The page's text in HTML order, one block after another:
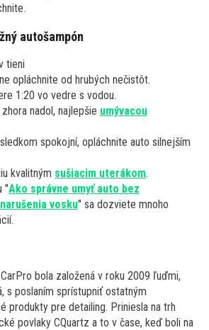
autošampón
tieni
opláchnite od hrubých nečistôt.
1:20 vo vedre s vodou.
nadol, najlepšie umývacou
spokojní, opláchnite auto silnejším
kvalitným sušiacim uterákom.
"Ako správne umyť auto bez
vosku" sa dozviete mnoho
bola založená v roku 2009 ľuďmi,
s poslaním sprístupniť ostatným
produkty pre detailing. Priniesla na trh
povlaky CQuartz a to v čase, keď boli na